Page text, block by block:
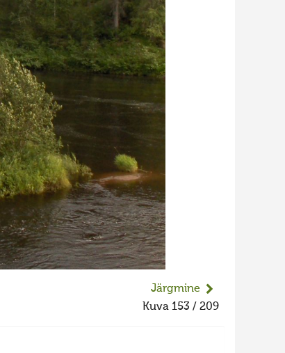
Järgmine
Kuva 153 / 209